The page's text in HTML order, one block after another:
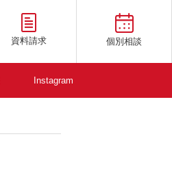
資料請求 個別相談
Instagram